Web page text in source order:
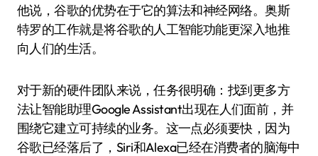
他说，谷歌的优势在于它的算法和神经网络。奥斯
特罗的工作就是将谷歌的人工智能功能更深入地推
向人们的生活。
对于新的硬件团队来说，任务很明确：找到更多方
法让智能助理Google Assistant出现在人们面前，并
围绕它建立可持续的业务。这一点必须要快，因为
谷歌已经落后了，Siri和Alexa已经在消费者的脑海中